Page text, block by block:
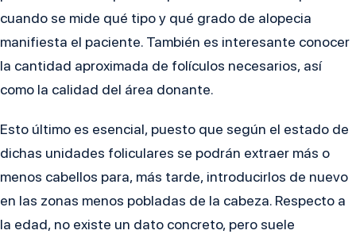
cuando se mide qué tipo y qué grado de alopecia
manifiesta el paciente. También es interesante conocer
la cantidad aproximada de folículos necesarios, así
como la calidad del área donante.
Esto último es esencial, puesto que según el estado de
dichas unidades foliculares se podrán extraer más o
menos cabellos para, más tarde, introducirlos de nuevo
en las zonas menos pobladas de la cabeza. Respecto a
la edad, no existe un dato concreto, pero suele